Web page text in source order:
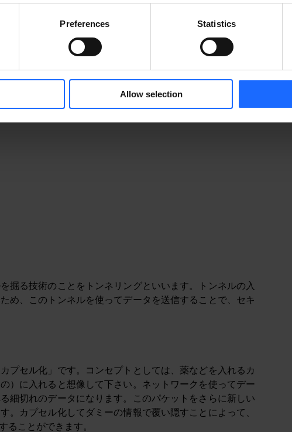
Preferences Statistics
Allow selection
掘る技術のことをトンネリングといいます。トンネルの入
め、このトンネルを使ってデータを送信することで、セキ
プセル化」です。コンセプトとしては、薬などを入れるカ
）に入れると想像して下さい。ネットワークを使ってデー
細切れのデータになります。このパケットをさらに新しい
カプセル化してダミーの情報で覆い隠すことによって、
ることができます。